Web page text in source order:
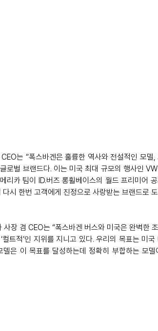
는 “폭스바겐은 훌륭한 역사와 전설적인 모델,
로벌 브랜드다. 이는 미국 최대 규모의 행사인
리카 팀이 ID.버즈 롱휠베이스의 월드 프리미어
시 한번 고객에게 진정으로 사랑받는 브랜드로
장 겸 CEO는 “폭스바겐 버스와 미국은 완벽한
트적’인 지위를 지니고 있다. 우리의 목표는 미
은 이 목표를 달성하는데 정확히 부합하는 모델